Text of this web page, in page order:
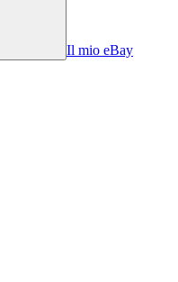
Il mio eBay